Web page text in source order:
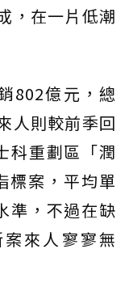
，在一片低潮
802億元，總
人則較前季回
科重劃區「潤
標案，平均單
準，不過在缺
來人寥寥無